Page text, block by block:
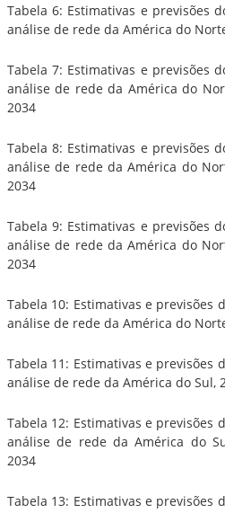
Tabela 6: Estimativas e previsões
análise de rede da América do
Tabela 7: Estimativas e previsões
análise de rede da América do
2034
Tabela 8: Estimativas e previsões
análise de rede da América do
2034
Tabela 9: Estimativas e previsões
análise de rede da América do
2034
Tabela 10: Estimativas e previsões
análise de rede da América do
Tabela 11: Estimativas e previsões
análise de rede da América do Sul,
Tabela 12: Estimativas e previsões
análise de rede da América do
2034
Tabela 13: Estimativas e previsões